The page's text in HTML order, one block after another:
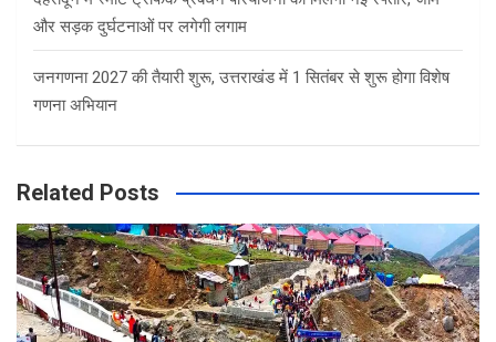
और सड़क दुर्घटनाओं पर लगेगी लगाम
जनगणना 2027 की तैयारी शुरू, उत्तराखंड में 1 सितंबर से शुरू होगा विशेष
गणना अभियान
Related Posts